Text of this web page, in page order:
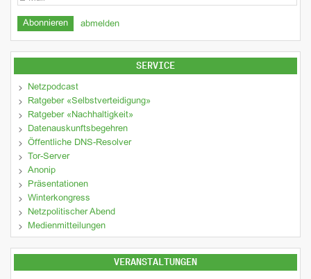
abmelden
SERVICE
Netzpodcast
Ratgeber «Selbstverteidigung»
Ratgeber «Nachhaltigkeit»
Datenauskunftsbegehren
Öffentliche DNS-Resolver
Tor-Server
Anonip
Präsentationen
Winterkongress
Netzpolitischer Abend
Medienmitteilungen
VERANSTALTUNGEN